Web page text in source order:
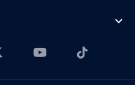
expand_more